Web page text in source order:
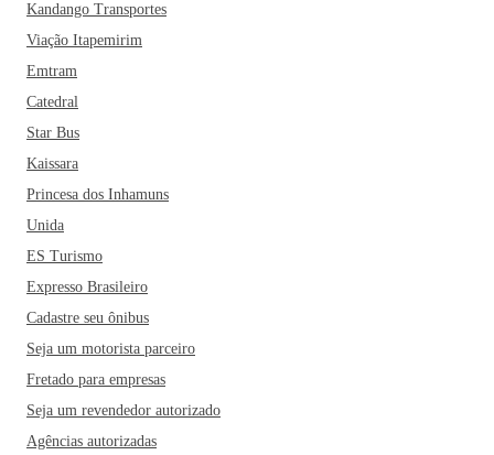
Kandango Transportes
Viação Itapemirim
Emtram
Catedral
Star Bus
Kaissara
Princesa dos Inhamuns
Unida
ES Turismo
Expresso Brasileiro
Cadastre seu ônibus
Seja um motorista parceiro
Fretado para empresas
Seja um revendedor autorizado
Agências autorizadas